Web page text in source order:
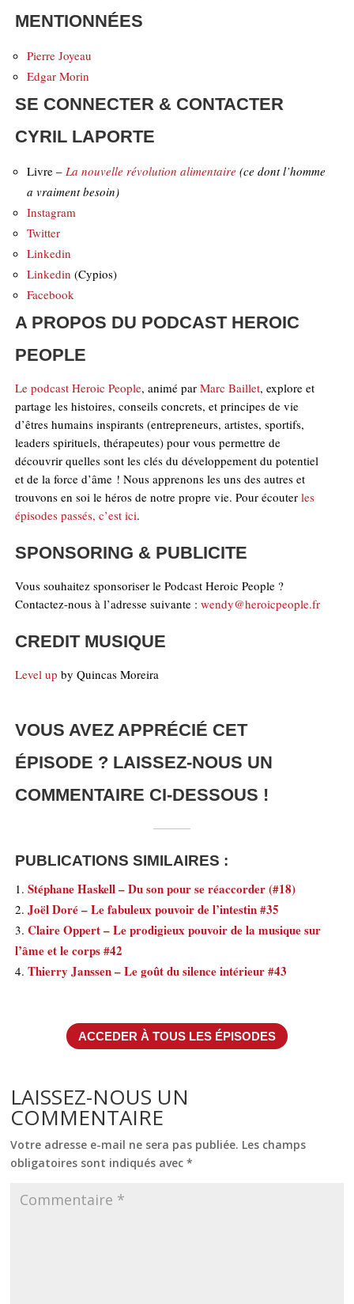
MENTIONNÉES
Pierre Joyeau
Edgar Morin
SE CONNECTER & CONTACTER
CYRIL LAPORTE
Livre – La nouvelle révolution alimentaire (ce dont l’homme
a vraiment besoin)
Instagram
Twitter
Linkedin
Linkedin (Cypios)
Facebook
A PROPOS DU PODCAST HEROIC
PEOPLE
Le podcast Heroic People, animé parMarc Baillet, explore et
partage les histoires, conseils concrets, et principes de vie
d’êtres humains inspirants (entrepreneurs, artistes, sportifs,
leaders spirituels, thérapeutes) pour vous permettre de
découvrir quelles sont les clés du développement du potentiel
et de la force d’âme ! Nous apprenons les uns des autres et
trouvons en soi le héros de notre propre vie. Pour écouterles
épisodes passés, c’est ici.
SPONSORING & PUBLICITE
Vous souhaitez sponsoriser le Podcast Heroic People ?
Contactez-nous à l’adresse suivante :wendy@heroicpeople.fr
CREDIT MUSIQUE
Level up by Quincas Moreira
VOUS AVEZ APPRÉCIÉ CET
ÉPISODE ? LAISSEZ-NOUS UN
COMMENTAIRE CI-DESSOUS !
PUBLICATIONS SIMILAIRES :
Stéphane Haskell – Du son pour se réaccorder (#18)
Joël Doré – Le fabuleux pouvoir de l’intestin #35
Claire Oppert – Le prodigieux pouvoir de la musique sur
l’âme et le corps #42
Thierry Janssen – Le goût du silence intérieur #43
ACCEDER À TOUS LES ÉPISODES
LAISSEZ-NOUS UN
COMMENTAIRE
Votre adresse e-mail ne sera pas publiée. Les champs
obligatoires sont indiqués avec*